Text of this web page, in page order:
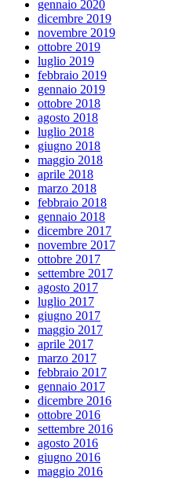
gennaio 2020
dicembre 2019
novembre 2019
ottobre 2019
luglio 2019
febbraio 2019
gennaio 2019
ottobre 2018
agosto 2018
luglio 2018
giugno 2018
maggio 2018
aprile 2018
marzo 2018
febbraio 2018
gennaio 2018
dicembre 2017
novembre 2017
ottobre 2017
settembre 2017
agosto 2017
luglio 2017
giugno 2017
maggio 2017
aprile 2017
marzo 2017
febbraio 2017
gennaio 2017
dicembre 2016
ottobre 2016
settembre 2016
agosto 2016
giugno 2016
maggio 2016